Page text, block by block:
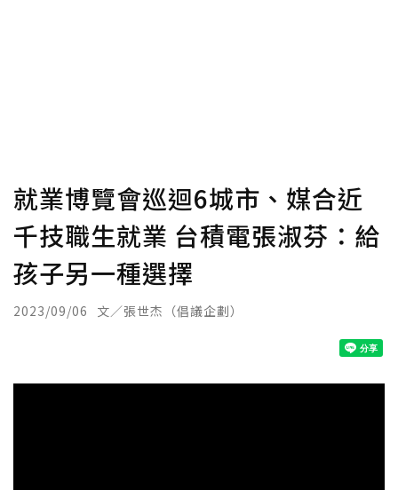
就業博覽會巡迴6城市、媒合近
千技職生就業 台積電張淑芬：給
孩子另一種選擇
2023/09/06 文／張世杰（倡議企劃）